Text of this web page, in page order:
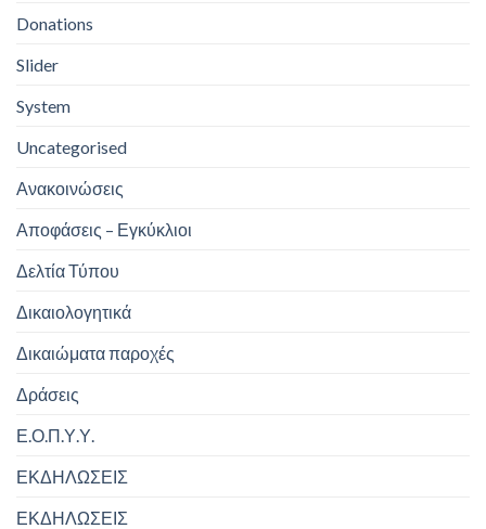
Donations
Slider
System
Uncategorised
Ανακοινώσεις
Αποφάσεις – Εγκύκλιοι
Δελτία Τύπου
Δικαιολογητικά
Δικαιώματα παροχές
Δράσεις
Ε.Ο.Π.Υ.Υ.
ΕΚΔΗΛΩΣΕΙΣ
ΕΚΔΗΛΩΣΕΙΣ